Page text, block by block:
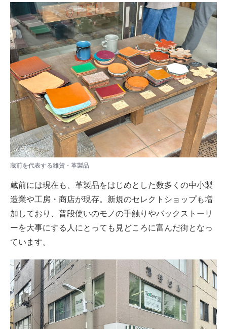
蔵前を代表する雑貨・革製品
蔵前には現在も、革製品をはじめとした数多くの中小製
造業や工房・商店が現存。新規のセレクトショップも増
加しており、普段使いのモノの手触りやバックストーリ
ーを大事にする人にとっても見どころに富んだ街となっ
ています。